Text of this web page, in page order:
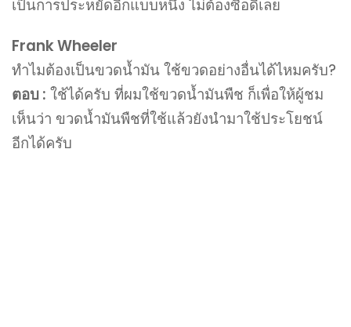
เป็นการประหยัดอีกแบบหนึ่ง ไม่ต้องซื้อดีเลย
Frank Wheeler
ทำไมต้องเป็นขวดน้ำมัน ใช้ขวดอย่างอื่นได้ไหมครับ?
ตอบ : ใช้ได้ครับ ที่ผมใช้ขวดน้ำมันพืช ก็เพื่อให้ผู้ชม
เห็นว่า ขวดน้ำมันพืชที่ใช้แล้วยังนำมาใช้ประโยชน์
อีกได้ครับ